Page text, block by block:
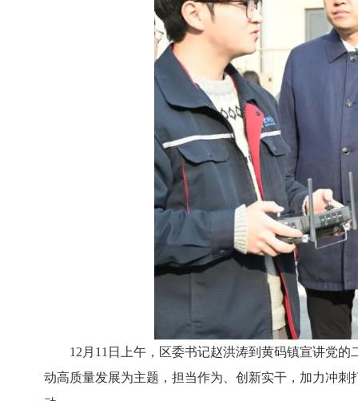
12月11日上午，区委书记赵洪涛到黄码镇宣讲党
动高质量发展为主题，担当作为、创新实干，加力冲